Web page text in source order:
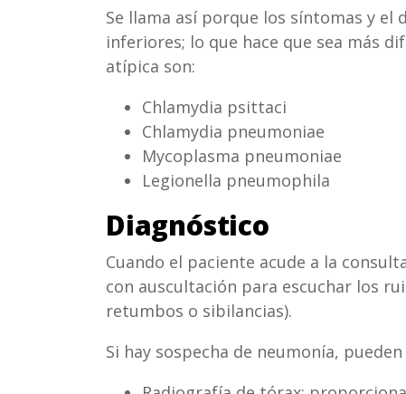
Se llama así porque los síntomas y
inferiores; lo que hace que sea más
atípica son:
Chlamydia psittaci
Chlamydia pneumoniae
Mycoplasma pneumoniae
Legionella pneumophila
Diagnóstico
Cuando el paciente acude a la
con auscultación para escuchar los
retumbos o sibilancias).
Si hay sospecha de neumonía,